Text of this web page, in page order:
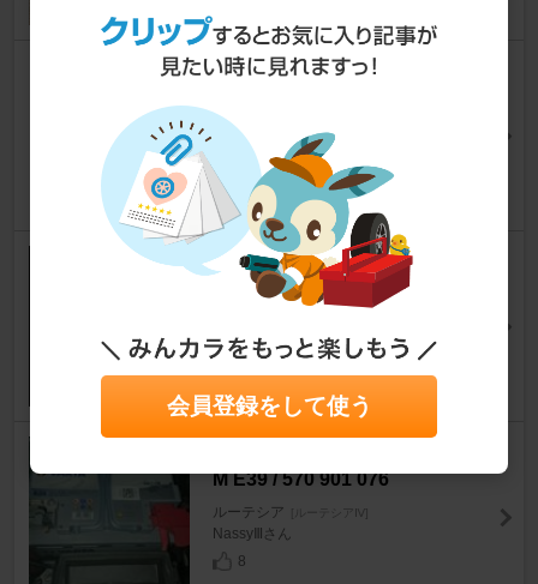
PIRELLI POWERGY 195/55R1
ルーテシア [ルーテシアⅣ]
《》たぼさん
ENKEI ENKEI SPORT ENKEI
SPORT RC-T5
《》たぼさん
M E39 / 570 901 076
ルーテシア [ルーテシアⅣ]
NassyⅢさん
8
会員登録をして使う